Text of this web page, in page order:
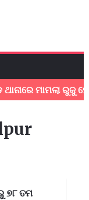
ମାମଲା ରୁଜୁ ହେଲା
୭୮ ତମ